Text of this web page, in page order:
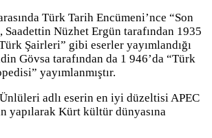
Türk Tarih Encümeni’nce “Son
Saadettin Nüzhet Ergün tarafından 1935
Şairleri” gibi eserler yayımlandığı
Gövsa tarafından da 1 946’da “Türk
yayımlanmıştır.
adlı eserin en iyi düzeltisi APEC
yapılarak Kürt kültür dünyasına